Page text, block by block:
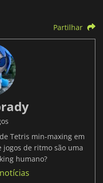
Partilhar
Tetris min-maxing em
de ritmo são uma
humano?